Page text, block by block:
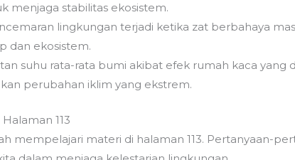
menjaga stabilitas ekosistem.
lingkungan terjadi ketika zat berbahaya
dan ekosistem.
suhu rata-rata bumi akibat efek rumah kaca yang
perubahan iklim yang ekstrem.
113
mempelajari materi di halaman 113. Pertanyaan-